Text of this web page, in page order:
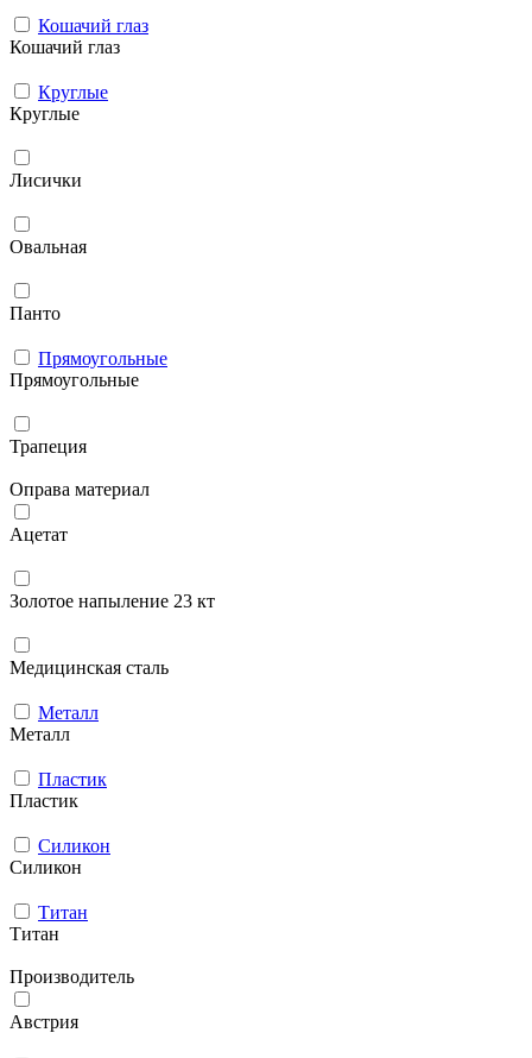
Кошачий глаз
Кошачий глаз
Круглые
Круглые
Лисички
Овальная
Панто
Прямоугольные
Прямоугольные
Трапеция
Оправа материал
Ацетат
Золотое напыление 23 кт
Медицинская сталь
Металл
Металл
Пластик
Пластик
Силикон
Силикон
Титан
Титан
Производитель
Австрия